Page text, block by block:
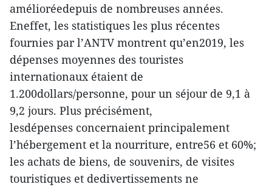
amélioréedepuis de nombreuses années.
Eneffet, les statistiques les plus récentes
fournies par l’ANTV montrent qu’en2019, les
dépenses moyennes des touristes
internationaux étaient de
1.200dollars/personne, pour un séjour de 9,1 à
9,2 jours. Plus précisément,
lesdépenses concernaient principalement
l’hébergement et la nourriture, entre56 et 60%;
les achats de biens, de souvenirs, de visites
touristiques et dedivertissements ne